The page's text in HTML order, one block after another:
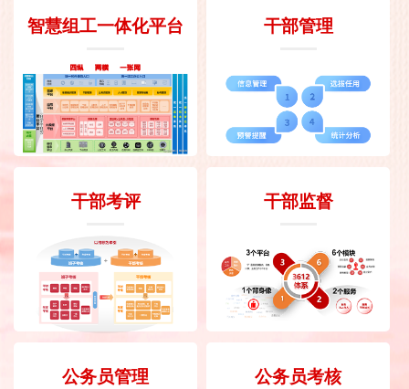
智慧组工一体化平台 干部管理
干部考评 干部监督
公务员管理 公务员考核